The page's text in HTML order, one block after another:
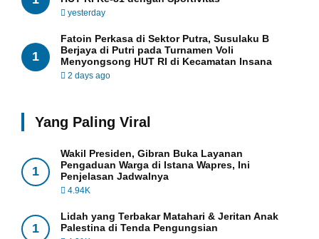
yesterday
1
Fatoin Perkasa di Sektor Putra, Susulaku B
Berjaya di Putri pada Turnamen Voli
Menyongsong HUT RI di Kecamatan Insana
2 days ago
Yang Paling Viral
1
Wakil Presiden, Gibran Buka Layanan
Pengaduan Warga di Istana Wapres, Ini
Penjelasan Jadwalnya
4.94K
1
Lidah yang Terbakar Matahari & Jeritan Anak
Palestina di Tenda Pengungsian